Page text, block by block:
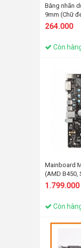
Băng nhãn
9mm (Chữ
264.000
Còn
Mainboard
(AMD B450,
khe RAM
1.799.000
Còn